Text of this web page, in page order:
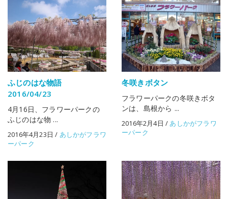
ふじのはな物語
2016/04/23
4月16日、フラワーパークの
ふじのはな物 ...
2016年4月23日 / あしかがフラワ
ーパーク
冬咲きボタン
フラワーパークの冬咲きボタ
ンは、島根から ...
2016年2月4日 /あしかがフラワ
ーパーク